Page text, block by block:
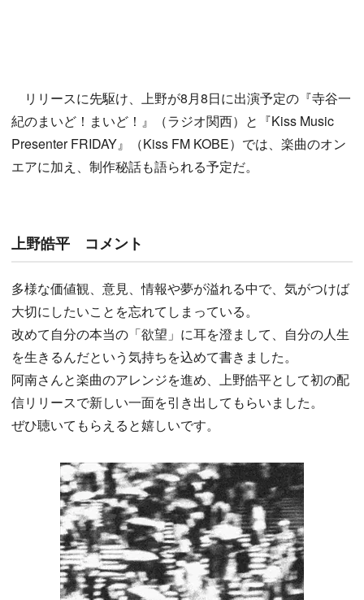
リリースに先駆け、上野が8月8日に出演予定の『寺谷一
紀のまいど！まいど！』（ラジオ関西）と『Kiss Music
Presenter FRIDAY』（Kiss FM KOBE）では、楽曲のオン
エアに加え、制作秘話も語られる予定だ。
上野皓平 コメント
多様な価値観、意見、情報や夢が溢れる中で、気がつけば
大切にしたいことを忘れてしまっている。
改めて自分の本当の「欲望」に耳を澄まして、自分の人生
を生きるんだという気持ちを込めて書きました。
阿南さんと楽曲のアレンジを進め、上野皓平として初の配
信リリースで新しい一面を引き出してもらいました。
ぜひ聴いてもらえると嬉しいです。